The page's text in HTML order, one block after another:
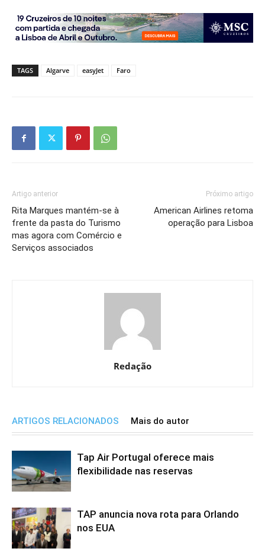
TAGS Algarve easyJet Faro
Artigo anterior
Rita Marques mantém-se à
frente da pasta do Turismo
mas agora com Comércio e
Serviços associados
Próximo artigo
American Airlines retoma
operação para Lisboa
Redação
ARTIGOS RELACIONADOS Mais do autor
Tap Air Portugal oferece mais
flexibilidade nas reservas
TAP anuncia nova rota para Orlando
nos EUA